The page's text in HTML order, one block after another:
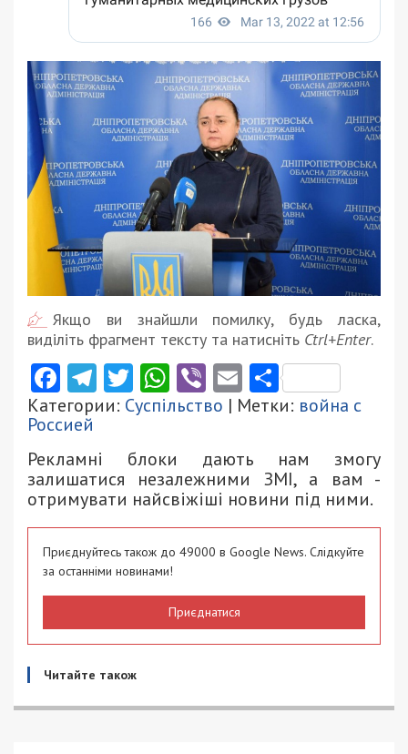
Якщо ви знайшли помилку, будь ласка,
виділіть фрагмент тексту та натисніть Ctrl+Enter.
Facebook
Telegram
Twitter
WhatsApp
ViberEmail
Категории: Суспільство | Метки: война с
Россией
Рекламні блоки дають нам змогу
залишатися незалежними ЗМІ, а вам -
отримувати найсвіжіші новини під ними.
Приєднуйтесь також до 49000 в Google News. Слідкуйте
за останніми новинами!
Приєднатися
Читайте також